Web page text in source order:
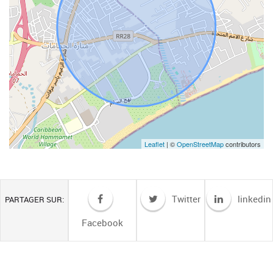
Leaflet | ©OpenStreetMapcontributors
PARTAGER SUR:
Facebook
Twitter linkedin